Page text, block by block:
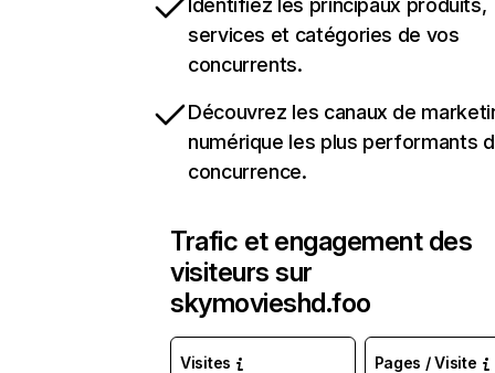
Identifiez les principaux produits,
services et catégories de vos
concurrents.
Découvrez les canaux de
numérique les plus performants
concurrence.
Trafic et engagement des
visiteurs sur
skymovieshd.foo
Visites Pages / Visite